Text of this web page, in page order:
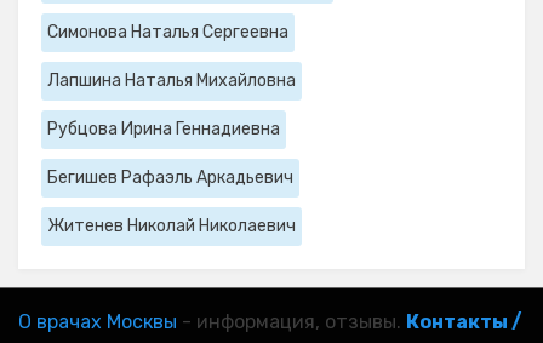
Симонова Наталья Сергеевна
Лапшина Наталья Михайловна
Рубцова Ирина Геннадиевна
Бегишев Рафаэль Аркадьевич
Житенев Николай Николаевич
О врачах Москвы - информация, отзывы. Контакты /